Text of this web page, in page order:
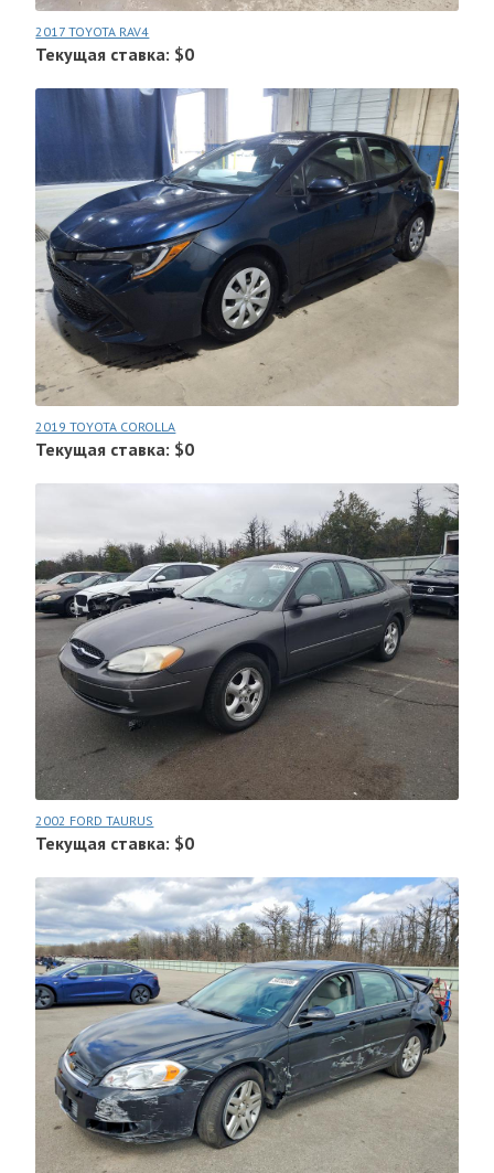
2017 TOYOTA RAV4
Текущая ставка: $0
2019 TOYOTA COROLLA
Текущая ставка: $0
2002 FORD TAURUS
Текущая ставка: $0